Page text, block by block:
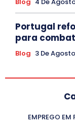
Portugal
para
Blog 3 De
EMPREGO EM